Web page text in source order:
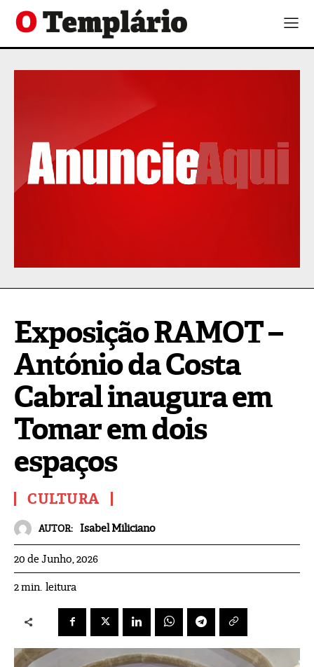
Exposição RAMOT –
António da Costa
Cabral inaugura em
Tomar em dois
espaços
CULTURA
AUTOR: Isabel Miliciano
20 de Junho, 2026
2min. leitura